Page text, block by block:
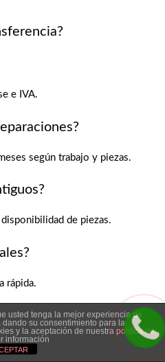
e IVA.
según trabajo y piezas.
de piezas.
rápida.
usted tenga la mejor experiencia de
su consentimiento para la
y la aceptación de nuestra política de
información